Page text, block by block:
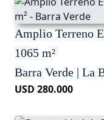
Amplio Terreno
1065 m²
Barra Verde | La
USD 280.000